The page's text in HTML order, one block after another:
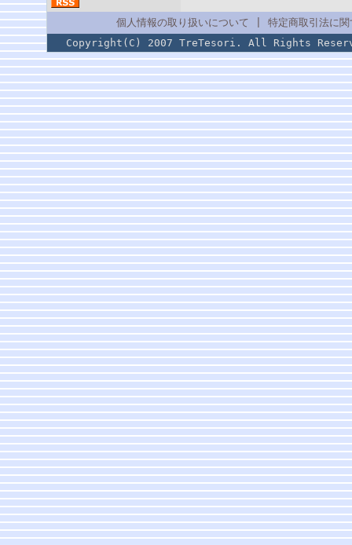
個人情報の取り扱いについて
特定商取引法に関
Copyright(C) 2007 TreTesori. All Rights Reserved 【